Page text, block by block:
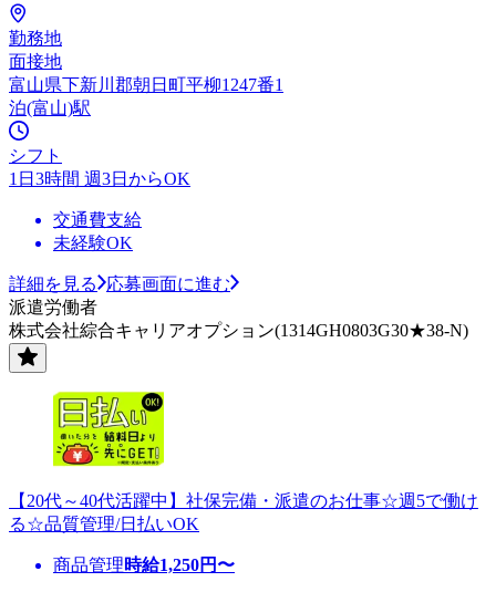
勤務地
面接地
富山県下新川郡朝日町平柳1247番1
泊(富山)駅
シフト
1日3時間 週3日からOK
交通費支給
未経験OK
詳細を見る
応募画面に進む
派遣労働者
株式会社綜合キャリアオプション(1314GH0803G30★38-N)
【20代～40代活躍中】社保完備・派遣のお仕事☆週5で働け
る☆品質管理/日払いOK
商品管理時給1,250円〜